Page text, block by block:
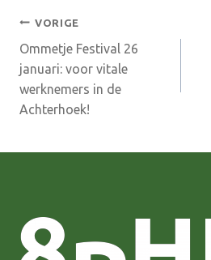
Bericht
navigatie
VORIGE
Ommetje Festival 26
januari: voor vitale
werknemers in de
Achterhoek!